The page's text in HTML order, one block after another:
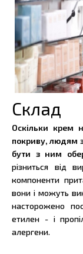
Склад
Оскільки крем
покриву, людям
бути з ним
різниться від
компоненти
вони і можуть
насторожено
етилен - і
алергени.